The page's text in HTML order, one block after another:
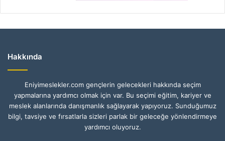
Hakkında
Eniyimeslekler.com gençlerin gelecekleri hakkında seçim
yapmalarına yardımcı olmak için var. Bu seçimi eğitim, kariyer ve
meslek alanlarında danışmanlık sağlayarak yapıyoruz. Sunduğumuz
bilgi, tavsiye ve fırsatlarla sizleri parlak bir geleceğe yönlendirmeye
yardımcı oluyoruz.